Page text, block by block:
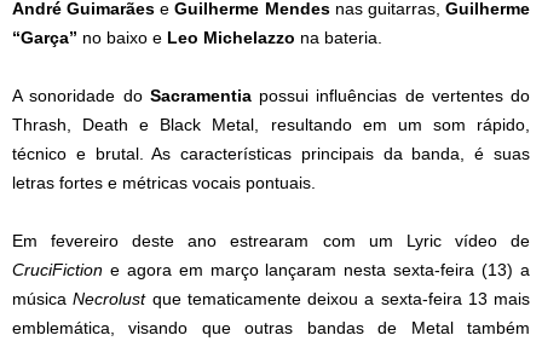
André Guimarães eGuilherme Mendesnas guitarras,Guilherme
“Garça” no baixo e Leo Michelazzo na bateria.
A sonoridade do Sacramentiapossui influências de vertentes do
Thrash, Death e Black Metal, resultando em um som rápido,
técnico e brutal. As características principais da banda, é suas
letras fortes e métricas vocais pontuais.
Em fevereiro deste ano estrearam com um Lyric vídeo de
CruciFiction e agora em março lançaram nesta sexta-feira (13) a
músicaNecrolustque tematicamente deixou a sexta-feira 13 mais
emblemática, visando que outras bandas de Metal também